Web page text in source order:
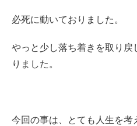
必死に動いておりました。
やっと少し落ち着きを取り
りました。
今回の事は、とても人生を考